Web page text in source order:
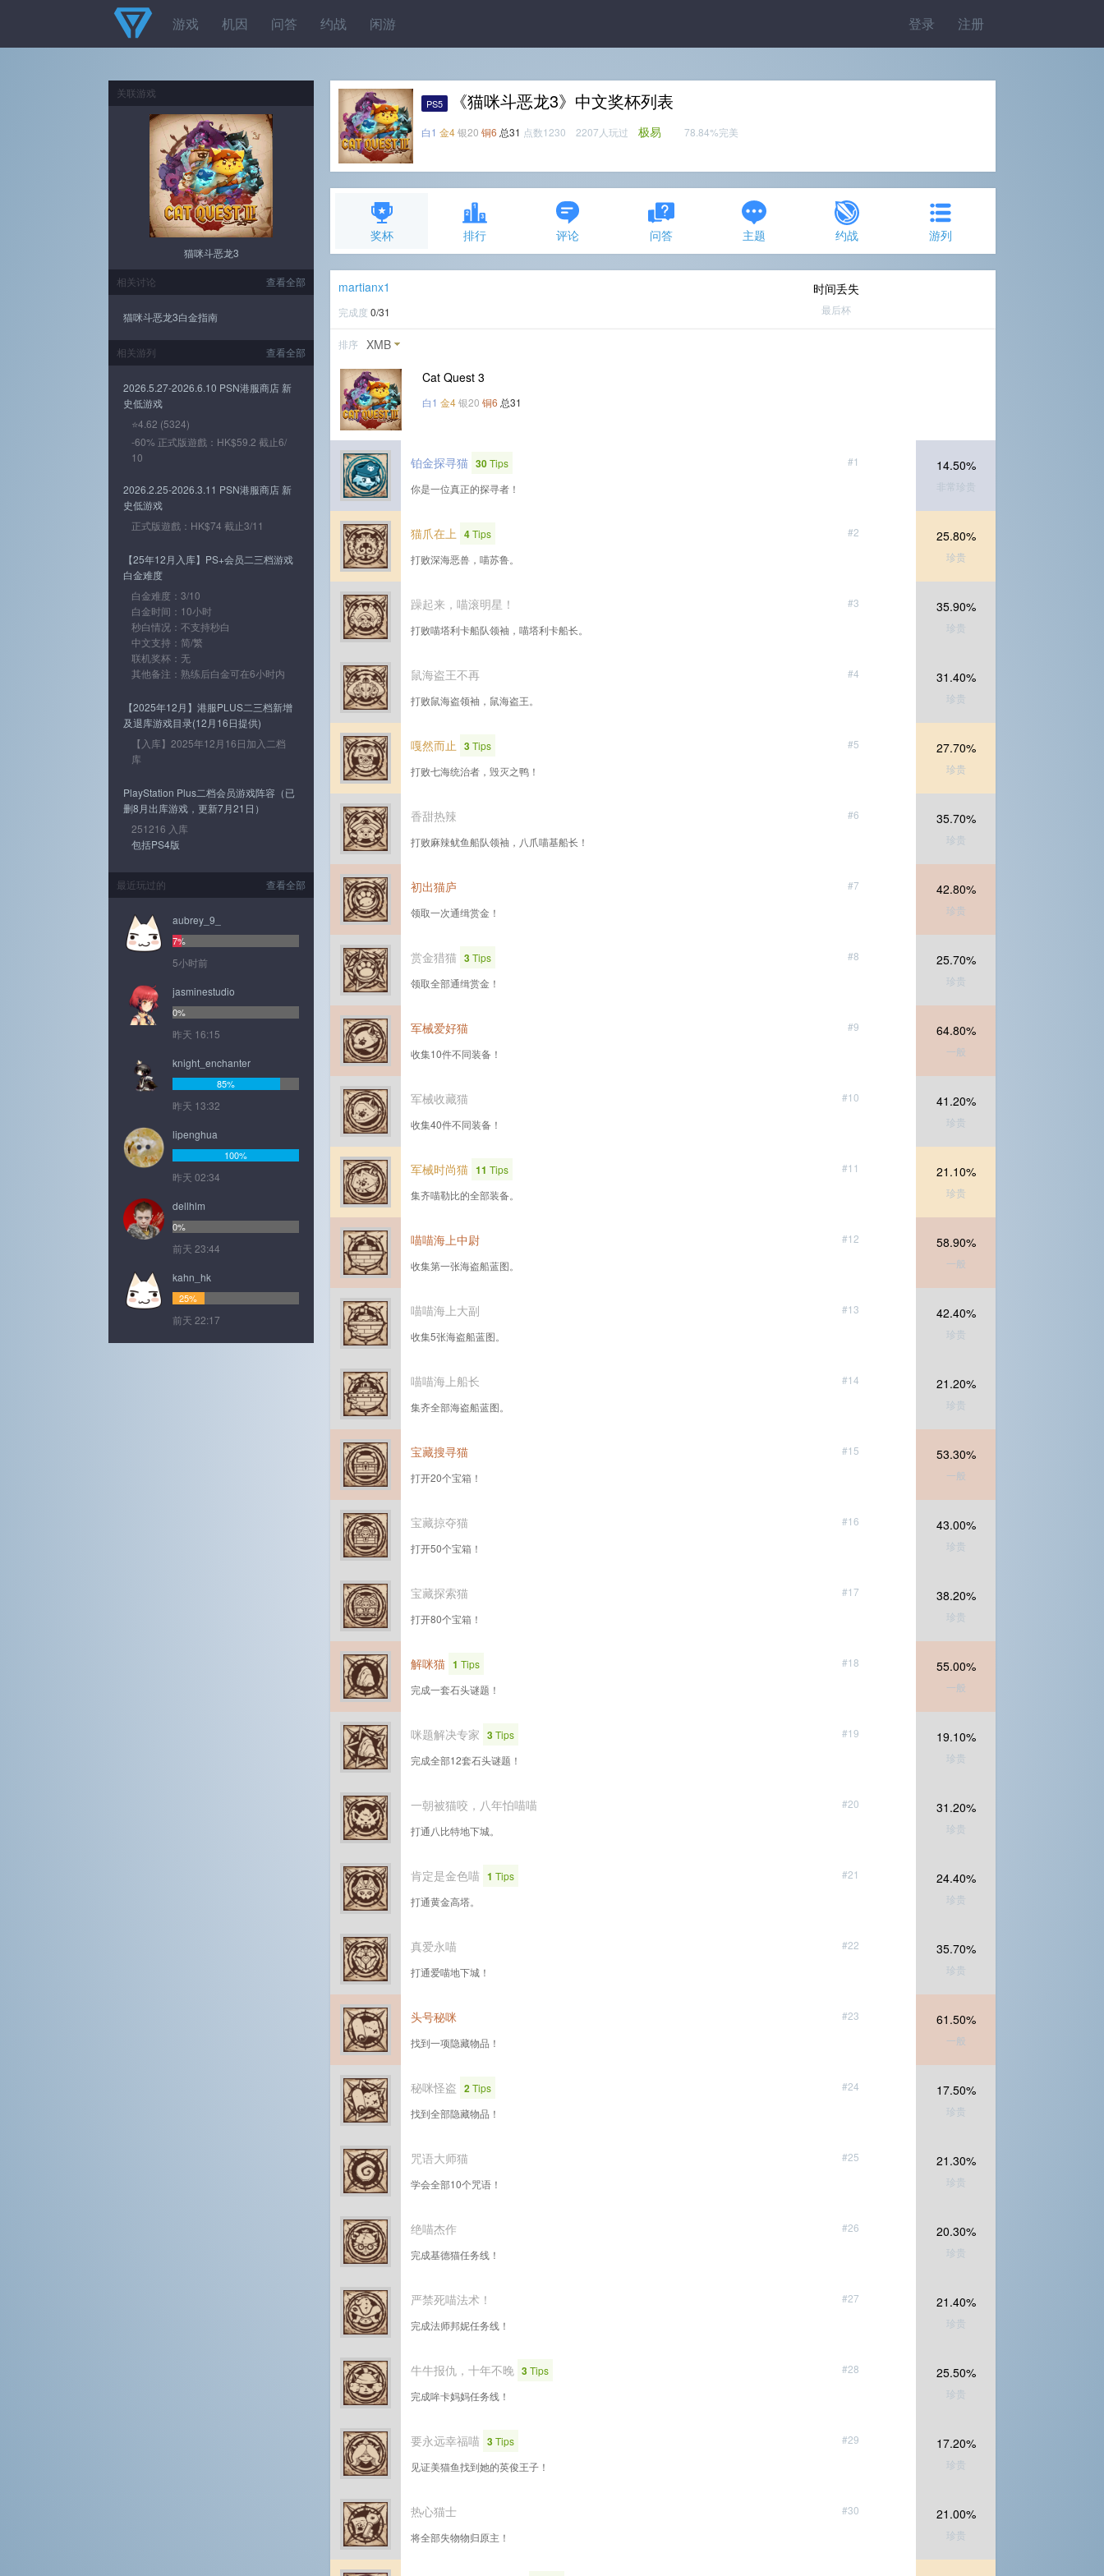
登录 注册
游戏 机因 问答 约战 闲游
PS5 《猫咪斗恶龙3》中文奖杯列表
白1 金4银20 铜6 总31 点数1230 2207人玩过 极易 78.84%完美
奖杯 排行 评论 问答 主题 约战 游列
martianx1
完成度 0/31
时间丢失
最后杯
排序 XMB
Cat Quest 3
白1 金4银20 铜6 总31
#1
铂金探寻猫 30Tips
你是一位真正的探寻者！
14.50%
非常珍贵
#2
猫爪在上 4Tips
打败深海恶兽，喵苏鲁。
25.80%
珍贵
#3
躁起来，喵滚明星！
打败喵塔利卡船队领袖，喵塔利卡船长。
35.90%
珍贵
#4
鼠海盗王不再
打败鼠海盗领袖，鼠海盗王。
31.40%
珍贵
#5
嘎然而止 3Tips
打败七海统治者，毁灭之鸭！
27.70%
珍贵
#6
香甜热辣
打败麻辣鱿鱼船队领袖，八爪喵基船长！
35.70%
珍贵
#7
初出猫庐
领取一次通缉赏金！
42.80%
珍贵
#8
赏金猎猫 3Tips
领取全部通缉赏金！
25.70%
珍贵
#9
军械爱好猫
收集10件不同装备！
64.80%
一般
#10
军械收藏猫
收集40件不同装备！
41.20%
珍贵
#11
军械时尚猫 11 Tips
集齐喵勒比的全部装备。
21.10%
珍贵
#12
喵喵海上中尉
收集第一张海盗船蓝图。
58.90%
一般
#13
喵喵海上大副
收集5张海盗船蓝图。
42.40%
珍贵
#14
喵喵海上船长
集齐全部海盗船蓝图。
21.20%
珍贵
#15
宝藏搜寻猫
打开20个宝箱！
53.30%
一般
#16
宝藏掠夺猫
打开50个宝箱！
43.00%
珍贵
#17
宝藏探索猫
打开80个宝箱！
38.20%
珍贵
#18
解咪猫 1 Tips
完成一套石头谜题！
55.00%
一般
#19
咪题解决专家 3Tips
完成全部12套石头谜题！
19.10%
珍贵
#20
一朝被猫咬，八年怕喵喵
打通八比特地下城。
31.20%
珍贵
#21
肯定是金色喵 1 Tips
打通黄金高塔。
24.40%
珍贵
#22
真爱永喵
打通爱喵地下城！
35.70%
珍贵
#23
头号秘咪
找到一项隐藏物品！
61.50%
一般
#24
秘咪怪盗 2Tips
找到全部隐藏物品！
17.50%
珍贵
#25
咒语大师猫
学会全部10个咒语！
21.30%
珍贵
#26
绝喵杰作
完成基德猫任务线！
20.30%
珍贵
#27
严禁死喵法术！
完成法师邦妮任务线！
21.40%
珍贵
#28
牛牛报仇，十年不晚 3Tips
完成哞卡妈妈任务线！
25.50%
珍贵
#29
要永远幸福喵 3Tips
见证美猫鱼找到她的英俊王子！
17.20%
珍贵
#30
热心猫士
将全部失物物归原主！
21.00%
珍贵
关联游戏
猫咪斗恶龙3
查看全部
相关讨论
猫咪斗恶龙3白金指南
查看全部
相关游列
2026.5.27-2026.6.10 PSN港服商店 新
史低游戏
⭐4.62 (5324)
-60% 正式版遊戲：HK$59.2 截止6/
10
2026.2.25-2026.3.11 PSN港服商店 新
史低游戏
正式版遊戲：HK$74 截止3/11
【25年12月入库】PS+会员二三档游戏
白金难度
白金难度：3/10
白金时间：10小时
秒白情况：不支持秒白
中文支持：简/繁
联机奖杯：无
其他备注：熟练后白金可在6小时内
【2025年12月】港服PLUS二三档新增
及退库游戏目录(12月16日提供)
【入库】2025年12月16日加入二档
库
PlayStation Plus二档会员游戏阵容（已
删8月出库游戏，更新7月21日）
251216 入库
包括PS4版
查看全部
最近玩过的
aubrey_9_
7%
5小时前
jasminestudio
0%
昨天 16:15
knight_enchanter
85%
昨天 13:32
lipenghua
100%
昨天 02:34
dellhlm
0%
前天 23:44
kahn_hk
25%
前天 22:17